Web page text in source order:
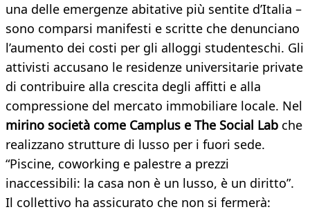
una delle emergenze abitative più sentite d’Italia –
sono comparsi manifesti e scritte che denunciano
l’aumento dei costi per gli alloggi studenteschi. Gli
attivisti accusano le residenze universitarie private
di contribuire alla crescita degli affitti e alla
compressione del mercato immobiliare locale. Nel
mirino società come Camplus e The Social Lab che
realizzano strutture di lusso per i fuori sede.
“Piscine, coworking e palestre a prezzi
inaccessibili: la casa non è un lusso, è un diritto”.
Il collettivo ha assicurato che non si fermerà: